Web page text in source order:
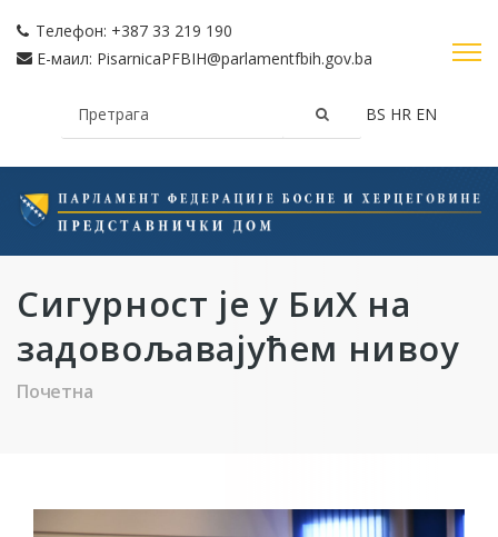
Телефон: +387 33 219 190
Е-маил: PisarnicaPFBIH@parlamentfbih.gov.ba
BS HR EN
Сигурност је у БиХ на
задовољавајућем нивоу
Почетна